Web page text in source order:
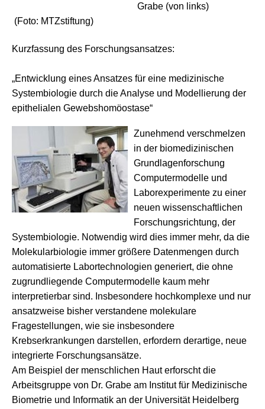
Grabe (von links)
(Foto: MTZstiftung)
Kurzfassung des Forschungsansatzes:
„Entwicklung eines Ansatzes für eine medizinische
Systembiologie durch die Analyse und Modellierung der
epithelialen Gewebshomöostase“
Zunehmend verschmelzen
in der biomedizinischen
Grundlagenforschung
Computermodelle und
Laborexperimente zu einer
neuen wissenschaftlichen
Forschungsrichtung, der
Systembiologie. Notwendig wird dies immer mehr, da die
Molekularbiologie immer größere Datenmengen durch
automatisierte Labortechnologien generiert, die ohne
zugrundliegende Computermodelle kaum mehr
interpretierbar sind. Insbesondere hochkomplexe und nur
ansatzweise bisher verstandene molekulare
Fragestellungen, wie sie insbesondere
Krebserkrankungen darstellen, erfordern derartige, neue
integrierte Forschungsansätze.
Am Beispiel der menschlichen Haut erforscht die
Arbeitsgruppe von Dr. Grabe am Institut für Medizinische
Biometrie und Informatik an der Universität Heidelberg